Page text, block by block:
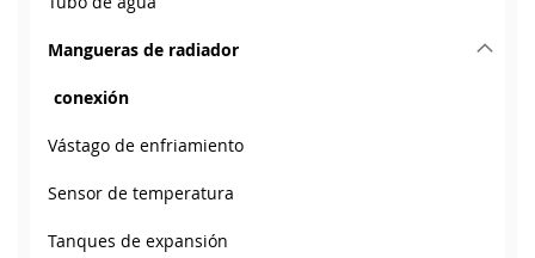
Mangueras de radiador
conexión
Vástago de enfriamiento
Sensor de temperatura
Tanques de expansión